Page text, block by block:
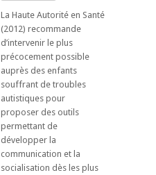
La Haute Autorité en Santé
(2012) recommande
d’intervenir le plus
précocement possible
auprès des enfants
souffrant de troubles
autistiques pour
proposer des outils
permettant de
développer la
communication et la
socialisation dès les plus